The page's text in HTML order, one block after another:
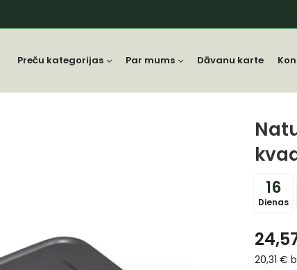
Preču kategorijas Par mums Dāvanu karte
16
Dienas
20,31 €